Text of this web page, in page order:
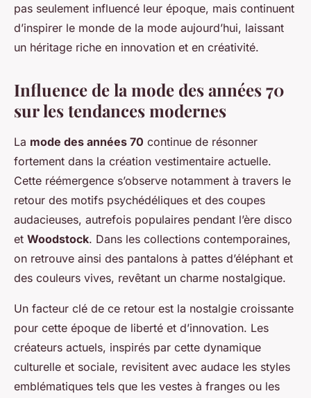
pas seulement influencé leur époque, mais continuent
d’inspirer le monde de la mode aujourd’hui, laissant
un héritage riche en innovation et en créativité.
Influence de la mode des années 70
sur les tendances modernes
La mode des années 70 continue de résonner
fortement dans la création vestimentaire actuelle.
Cette réémergence s’observe notamment à travers le
retour des motifs psychédéliques et des coupes
audacieuses, autrefois populaires pendant l’ère disco
et Woodstock. Dans les collections contemporaines,
on retrouve ainsi des pantalons à pattes d’éléphant et
des couleurs vives, revêtant un charme nostalgique.
Un facteur clé de ce retour est la nostalgie croissante
pour cette époque de liberté et d’innovation. Les
créateurs actuels, inspirés par cette dynamique
culturelle et sociale, revisitent avec audace les styles
emblématiques tels que les vestes à franges ou les